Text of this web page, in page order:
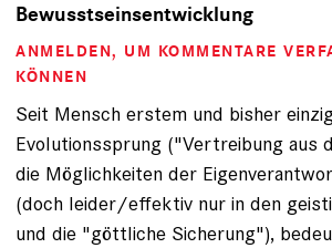
Bewusstseinsentwicklung
ANMELDEN, UM KOMMENTARE
KÖNNEN
Seit Mensch erstem und bisher
Evolutionssprung ("Vertreibung aus
die Möglichkeiten der
(doch leider/effektiv nur in den
und die "göttliche Sicherung"),